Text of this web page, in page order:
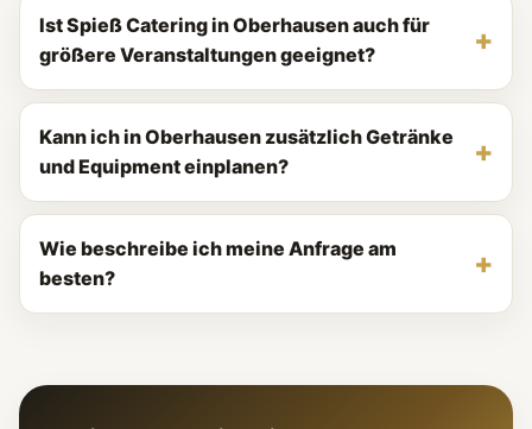
Ist Spieß Catering in Oberhausen auch für
größere Veranstaltungen geeignet?
Kann ich in Oberhausen zusätzlich Getränke
und Equipment einplanen?
Wie beschreibe ich meine Anfrage am
besten?